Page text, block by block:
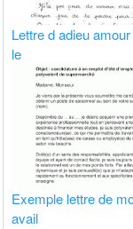
Lettre d adieu
le
Exemple lettre de
avail